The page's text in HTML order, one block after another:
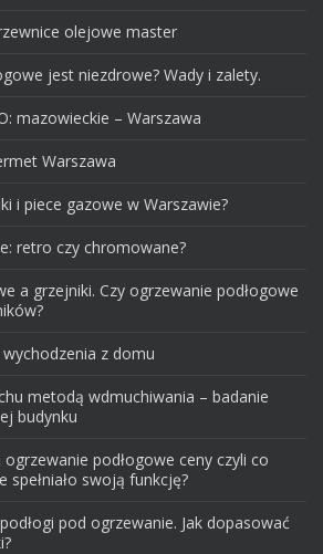
olejowe master
jest niezdrowe? Wady i zalety.
mazowieckie – Warszawa
Warszawa
i piece gazowe w Warszawie?
retro czy chromowane?
a grzejniki. Czy ogrzewanie podłogowe
z domu
metodą wdmuchiwania – badanie
budynku
podłogowe ceny czyli co
spełniało swoją funkcję?
pod ogrzewanie. Jak dopasować